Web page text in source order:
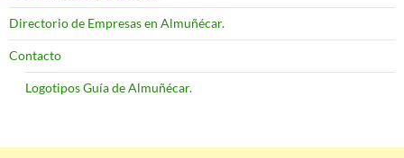
Directorio de Empresas en Almuñécar.
Contacto
Logotipos Guía de Almuñécar.